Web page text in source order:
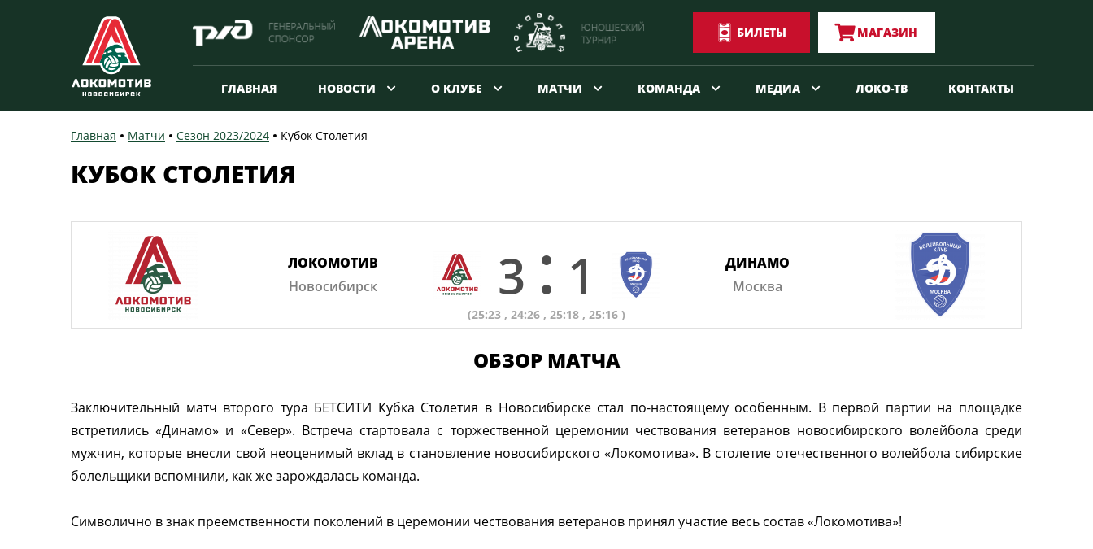
БИЛЕТЫ МАГАЗИН
ГЛАВНАЯ НОВОСТИ О КЛУБЕ МАТЧИ КОМАНДА МЕДИА ЛОКО-ТВ КОНТАКТЫ
Главная Матчи Сезон 2023/2024 Кубок Столетия
КУБОК СТОЛЕТИЯ
ЛОКОМОТИВ
Новосибирск
3 1
(25:23 , 24:26 , 25:18 , 25:16 )
ДИНАМО
Москва
ОБЗОР МАТЧА
Заключительный матч второго тура БЕТСИТИ Кубка Столетия в Новосибирске стал по-настоящему особенным. В первой партии на площадке
встретились «Динамо» и «Север». Встреча стартовала с торжественной церемонии чествования ветеранов новосибирского волейбола среди
мужчин, которые внесли свой неоценимый вклад в становление новосибирского «Локомотива». В столетие отечественного волейбола сибирские
болельщики вспомнили, как же зарождалась команда.
Символично в знак преемственности поколений в церемонии чествования ветеранов принял участие весь состав «Локомотива»!